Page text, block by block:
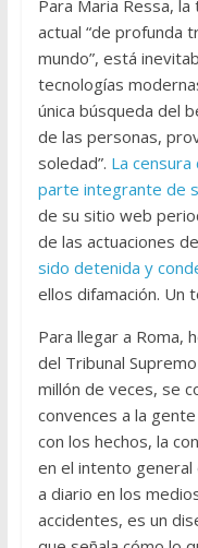
Para Maria Ressa,
actual “de profunda
mundo”, está
tecnologías
única búsqueda del
de las personas,
soledad”. La
parte integrante de
de su sitio web
de las actuaciones
sido detenida y
ellos difamación. Un
Para llegar a Roma,
del Tribunal
millón de veces, se
convences a la
con los hechos, la
en el intento general
a diario en los
accidentes, es un